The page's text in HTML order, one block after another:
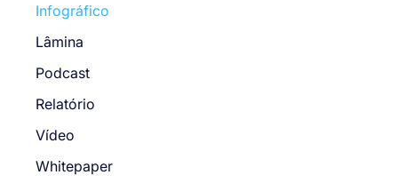
Infográfico
Lâmina
Podcast
Relatório
Vídeo
Whitepaper